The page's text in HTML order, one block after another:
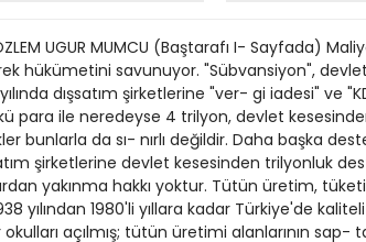
2013
2012
2011
2010
2009
UGUR MUMCU (Baştarafı I- Sayfada)
hükümetini savunuyor. "Sübvansiyon",
dışsatım şirketlerine "ver- gi iadesi" ve
para ile neredeyse 4 trilyon, devlet
bunlarla da sı- nırlı değildir. Daha başka
şirketlerine devlet kesesinden trilyonluk
yakınma hakkı yoktur. Tütün üretim,
yılından 1980'li yıllara kadar Türkiye'de
açılmış; tütün üretimi alanlarının